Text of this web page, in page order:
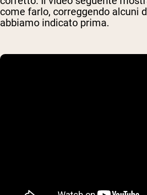
come farlo, correggendo alcuni
abbiamo indicato prima.